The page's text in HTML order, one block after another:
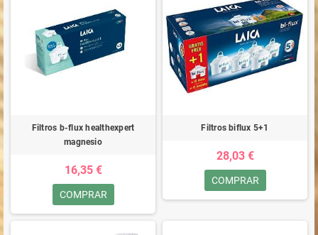
Filtros b-flux healthexpert
magnesio
16,35 €
COMPRAR
Filtros biflux 5+1
28,03 €
COMPRAR